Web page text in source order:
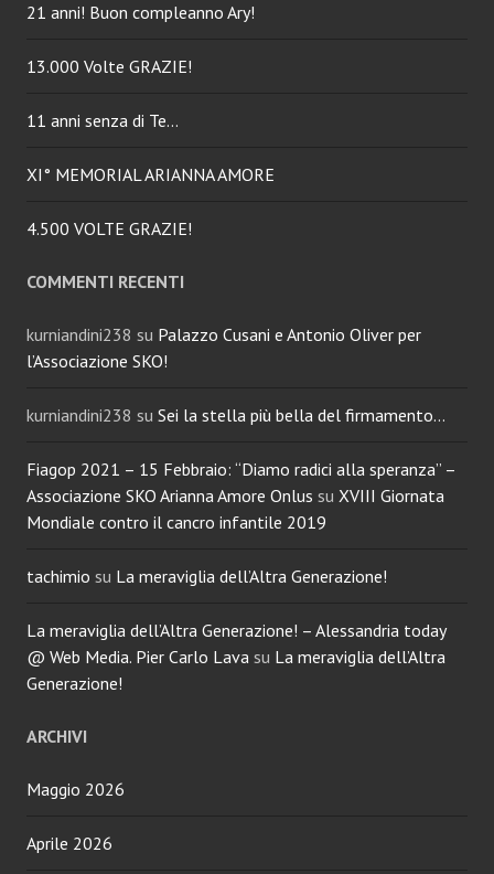
21 anni! Buon compleanno Ary!
13.000 Volte GRAZIE!
11 anni senza di Te…
XI° MEMORIAL ARIANNA AMORE
4.500 VOLTE GRAZIE!
COMMENTI RECENTI
kurniandini238 su Palazzo Cusani e Antonio Oliver per
l’Associazione SKO!
kurniandini238 su Sei la stella più bella del firmamento…
Fiagop 2021 – 15 Febbraio: “Diamo radici alla speranza” –
Associazione SKO Arianna Amore Onlus su XVIII Giornata
Mondiale contro il cancro infantile 2019
tachimio su La meraviglia dell’Altra Generazione!
La meraviglia dell’Altra Generazione! – Alessandria today
@ Web Media. Pier Carlo Lava su La meraviglia dell’Altra
Generazione!
ARCHIVI
Maggio 2026
Aprile 2026